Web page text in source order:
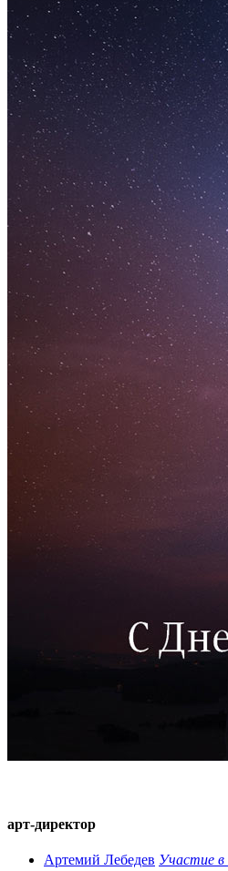
арт-директор
Артемий Лебедев Участие в